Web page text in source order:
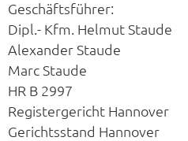
Geschäftsführer:
Dipl.- Kfm. Helmut Staude
Alexander Staude
Marc Staude
HR B 2997
Registergericht Hannover
Gerichtsstand Hannover